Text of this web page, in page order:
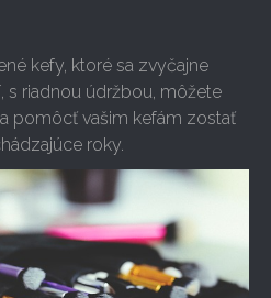
kefy, ktoré sa zvyčajne
s riadnou údržbou, môžete
pomôcť vašim kefám zostať
roky.